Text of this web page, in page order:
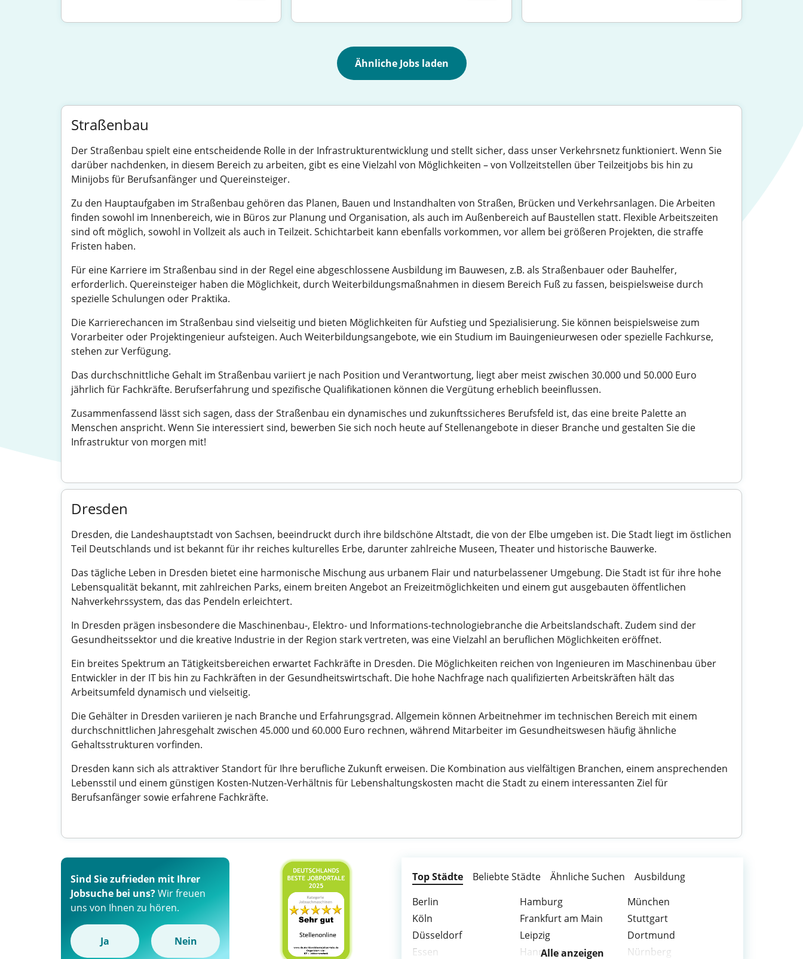
Ähnliche Jobs laden
Straßenbau
Der Straßenbau spielt eine entscheidende Rolle in der Infrastrukturentwicklung und stellt sicher, dass unser Verkehrsnetz funktioniert. Wenn Sie
darüber nachdenken, in diesem Bereich zu arbeiten, gibt es eine Vielzahl von Möglichkeiten – von Vollzeitstellen über Teilzeitjobs bis hin zu
Minijobs für Berufsanfänger und Quereinsteiger.
Zu den Hauptaufgaben im Straßenbau gehören das Planen, Bauen und Instandhalten von Straßen, Brücken und Verkehrsanlagen. Die Arbeiten
finden sowohl im Innenbereich, wie in Büros zur Planung und Organisation, als auch im Außenbereich auf Baustellen statt. Flexible Arbeitszeiten
sind oft möglich, sowohl in Vollzeit als auch in Teilzeit. Schichtarbeit kann ebenfalls vorkommen, vor allem bei größeren Projekten, die straffe
Fristen haben.
Für eine Karriere im Straßenbau sind in der Regel eine abgeschlossene Ausbildung im Bauwesen, z.B. als Straßenbauer oder Bauhelfer,
erforderlich. Quereinsteiger haben die Möglichkeit, durch Weiterbildungsmaßnahmen in diesem Bereich Fuß zu fassen, beispielsweise durch
spezielle Schulungen oder Praktika.
Die Karrierechancen im Straßenbau sind vielseitig und bieten Möglichkeiten für Aufstieg und Spezialisierung. Sie können beispielsweise zum
Vorarbeiter oder Projektingenieur aufsteigen. Auch Weiterbildungsangebote, wie ein Studium im Bauingenieurwesen oder spezielle Fachkurse,
stehen zur Verfügung.
Das durchschnittliche Gehalt im Straßenbau variiert je nach Position und Verantwortung, liegt aber meist zwischen 30.000 und 50.000 Euro
jährlich für Fachkräfte. Berufserfahrung und spezifische Qualifikationen können die Vergütung erheblich beeinflussen.
Zusammenfassend lässt sich sagen, dass der Straßenbau ein dynamisches und zukunftssicheres Berufsfeld ist, das eine breite Palette an
Menschen anspricht. Wenn Sie interessiert sind, bewerben Sie sich noch heute auf Stellenangebote in dieser Branche und gestalten Sie die
Infrastruktur von morgen mit!
Dresden
Dresden, die Landeshauptstadt von Sachsen, beeindruckt durch ihre bildschöne Altstadt, die von der Elbe umgeben ist. Die Stadt liegt im östlichen
Teil Deutschlands und ist bekannt für ihr reiches kulturelles Erbe, darunter zahlreiche Museen, Theater und historische Bauwerke.
Das tägliche Leben in Dresden bietet eine harmonische Mischung aus urbanem Flair und naturbelassener Umgebung. Die Stadt ist für ihre hohe
Lebensqualität bekannt, mit zahlreichen Parks, einem breiten Angebot an Freizeitmöglichkeiten und einem gut ausgebauten öffentlichen
Nahverkehrssystem, das das Pendeln erleichtert.
In Dresden prägen insbesondere die Maschinenbau-, Elektro- und Informations-technologiebranche die Arbeitslandschaft. Zudem sind der
Gesundheitssektor und die kreative Industrie in der Region stark vertreten, was eine Vielzahl an beruflichen Möglichkeiten eröffnet.
Ein breites Spektrum an Tätigkeitsbereichen erwartet Fachkräfte in Dresden. Die Möglichkeiten reichen von Ingenieuren im Maschinenbau über
Entwickler in der IT bis hin zu Fachkräften in der Gesundheitswirtschaft. Die hohe Nachfrage nach qualifizierten Arbeitskräften hält das
Arbeitsumfeld dynamisch und vielseitig.
Die Gehälter in Dresden variieren je nach Branche und Erfahrungsgrad. Allgemein können Arbeitnehmer im technischen Bereich mit einem
durchschnittlichen Jahresgehalt zwischen 45.000 und 60.000 Euro rechnen, während Mitarbeiter im Gesundheitswesen häufig ähnliche
Gehaltsstrukturen vorfinden.
Dresden kann sich als attraktiver Standort für Ihre berufliche Zukunft erweisen. Die Kombination aus vielfältigen Branchen, einem ansprechenden
Lebensstil und einem günstigen Kosten-Nutzen-Verhältnis für Lebenshaltungskosten macht die Stadt zu einem interessanten Ziel für
Berufsanfänger sowie erfahrene Fachkräfte.
Sind Sie zufrieden mit Ihrer
Jobsuche bei uns?Wir freuen
uns von Ihnen zu hören.
Ja Nein
Top Städte Beliebte Städte Ähnliche Suchen
Ausbildung
Berlin
Hamburg
München
Köln
Frankfurt am Main
Stuttgart
Düsseldorf
Leipzig
Dortmund
Essen
Hannover Nürnberg
Alle anzeigen